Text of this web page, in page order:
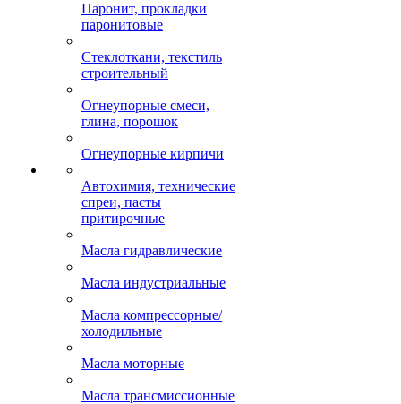
Паронит, прокладки
паронитовые
Стеклоткани, текстиль
строительный
Огнеупорные смеси,
глина, порошок
Огнеупорные кирпичи
Автохимия, технические
спреи, пасты
притирочные
Масла гидравлические
Масла индустриальные
Масла компрессорные/
холодильные
Масла моторные
Масла трансмиссионные